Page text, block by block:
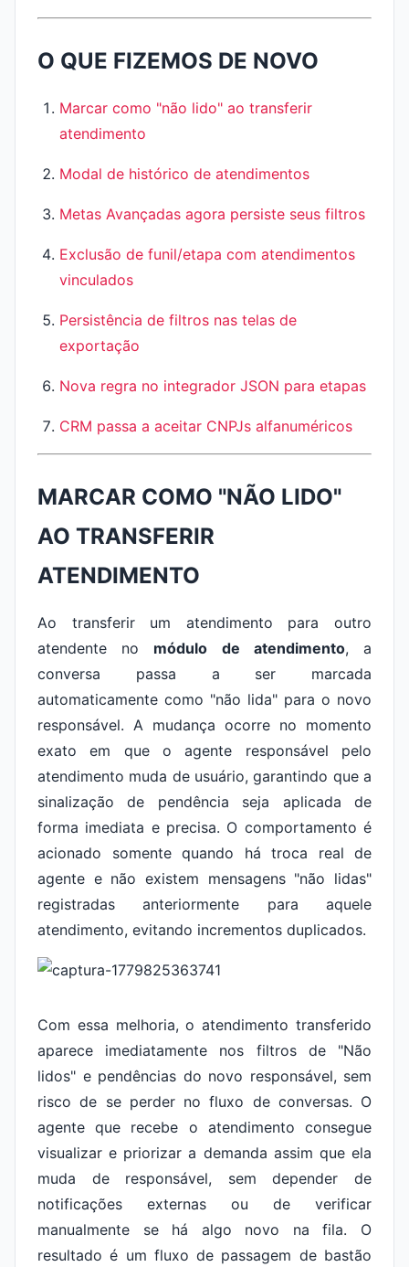
O QUE FIZEMOS DE NOVO
Marcar como "não lido" ao transferir
atendimento
Modal de histórico de atendimentos
Metas Avançadas agora persiste seus filtros
Exclusão de funil/etapa com atendimentos
vinculados
Persistência de filtros nas telas de
exportação
Nova regra no integrador JSON para etapas
CRM passa a aceitar CNPJs alfanuméricos
MARCAR COMO "NÃO LIDO"
AO TRANSFERIR
ATENDIMENTO
Ao transferir um atendimento para outro
atendente no módulo de atendimento, a
conversa passa a ser marcada
automaticamente como "não lida" para o novo
responsável. A mudança ocorre no momento
exato em que o agente responsável pelo
atendimento muda de usuário, garantindo que a
sinalização de pendência seja aplicada de
forma imediata e precisa. O comportamento é
acionado somente quando há troca real de
agente e não existem mensagens "não lidas"
registradas anteriormente para aquele
atendimento, evitando incrementos duplicados.
Com essa melhoria, o atendimento transferido
aparece imediatamente nos filtros de "Não
lidos" e pendências do novo responsável, sem
risco de se perder no fluxo de conversas. O
agente que recebe o atendimento consegue
visualizar e priorizar a demanda assim que ela
muda de responsável, sem depender de
notificações externas ou de verificar
manualmente se há algo novo na fila. O
resultado é um fluxo de passagem de bastão